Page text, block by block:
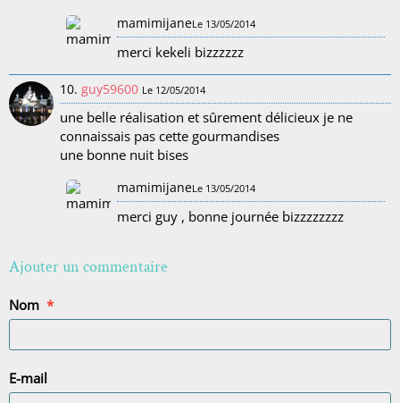
mamimijaneLe 13/05/2014
merci kekeli bizzzzzz
10. guy59600 Le 12/05/2014
une belle réalisation et sûrement délicieux je ne
connaissais pas cette gourmandises
une bonne nuit bises
mamimijaneLe 13/05/2014
merci guy , bonne journée bizzzzzzzz
Ajouter un commentaire
Nom
E-mail